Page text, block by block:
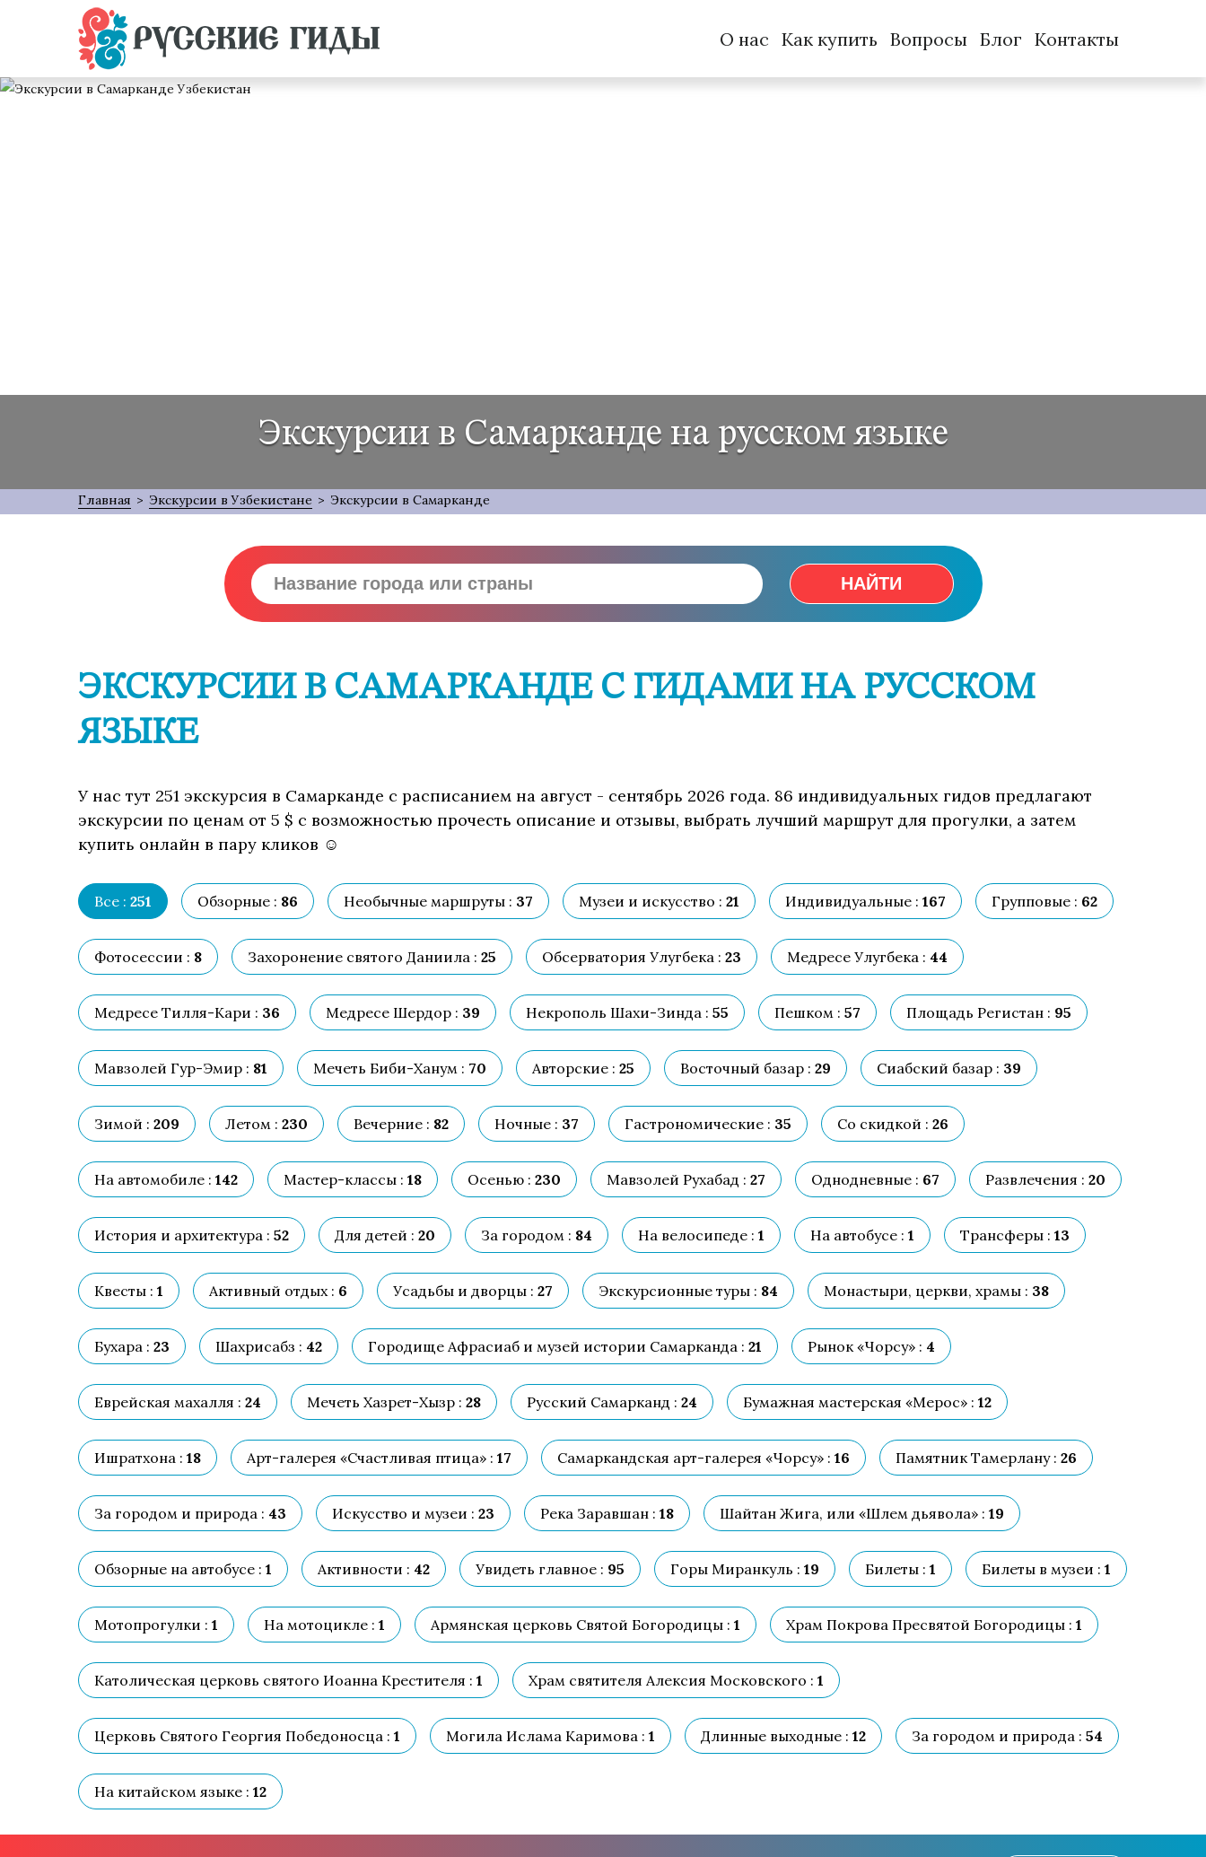
О нас Как купить Вопросы Блог Контакты
Экскурсии в Самарканде на русском языке
Главная > Экскурсии в Узбекистане > Экскурсии в Самарканде
НАЙТИ
ЭКСКУРСИИ В САМАРКАНДЕ С ГИДАМИ НА РУССКОМ
ЯЗЫКЕ
У нас тут 251 экскурсия в Самарканде с расписанием на август - сентябрь 2026 года. 86 индивидуальных гидов предлагают
экскурсии по ценам от 5 $ с возможностью прочесть описание и отзывы, выбрать лучший маршрут для прогулки, а затем
купить онлайн в пару кликов ☺
Все : 251 Обзорные : 86 Необычные маршруты : 37 Музеи и искусство : 21 Индивидуальные : 167 Групповые : 62
Фотосессии : 8 Захоронение святого Даниила : 25 Обсерватория Улугбека : 23 Медресе Улугбека : 44
Медресе Тилля-Кари : 36 Медресе Шердор : 39 Некрополь Шахи-Зинда : 55 Пешком : 57 Площадь Регистан : 95
Мавзолей Гур-Эмир : 81 Мечеть Биби-Ханум : 70 Авторские : 25 Восточный базар : 29 Сиабский базар : 39
Зимой : 209 Летом : 230 Вечерние : 82 Ночные : 37 Гастрономические : 35 Со скидкой : 26
На автомобиле : 142 Мастер-классы : 18 Осенью : 230 Мавзолей Рухабад : 27 Однодневные : 67 Развлечения : 20
История и архитектура : 52 Для детей : 20 За городом : 84 На велосипеде : 1 На автобусе : 1 Трансферы : 13
Квесты : 1 Активный отдых : 6 Усадьбы и дворцы : 27 Экскурсионные туры : 84 Монастыри, церкви, храмы : 38
Бухара : 23 Шахрисабз : 42 Городище Афрасиаб и музей истории Самарканда : 21 Рынок «Чорсу» : 4
Еврейская махалля : 24 Мечеть Хазрет-Хызр : 28 Русский Самарканд : 24 Бумажная мастерская «Мерос» : 12
Ишратхона : 18 Арт-галерея «Счастливая птица» : 17 Самаркандская арт-галерея «Чорсу» : 16 Памятник Тамерлану : 26
За городом и природа : 43 Искусство и музеи : 23 Река Заравшан : 18 Шайтан Жига, или «Шлем дьявола» : 19
Обзорные на автобусе : 1 Активности : 42 Увидеть главное : 95 Горы Миранкуль : 19 Билеты : 1 Билеты в музеи : 1
Мотопрогулки : 1 На мотоцикле : 1 Армянская церковь Святой Богородицы : 1 Храм Покрова Пресвятой Богородицы : 1
Католическая церковь святого Иоанна Крестителя : 1 Храм святителя Алексия Московского : 1
Церковь Святого Георгия Победоносца : 1 Могила Ислама Каримова : 1 Длинные выходные : 12 За городом и природа : 54
На китайском языке : 12